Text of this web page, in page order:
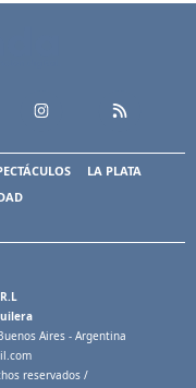
LA PLATA
Aires - Argentina
reservados /